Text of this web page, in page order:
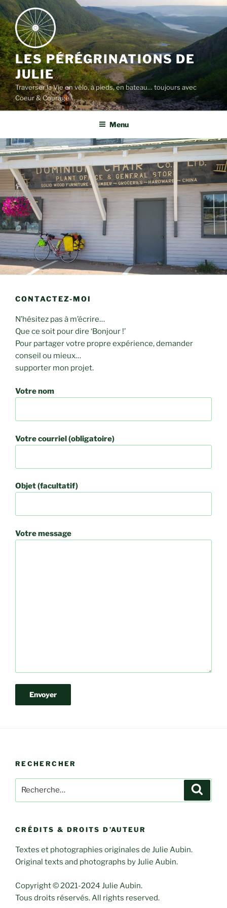
Aller
au
contenu
LES PÉRÉGRINATIONS DE
JULIE
Traverser la Vie en vélo, à pieds, en bateau… toujours avec
Coeur & Courage
Menu
CONTACTEZ-MOI
N’hésitez pas à m’écrire…
Que ce soit pour dire ‘Bonjour !’
Pour partager votre propre expérience, demander
conseil ou mieux…
supporter mon projet.
Votre nom
Votre courriel (obligatoire)
Objet (facultatif)
Votre message
RECHERCHER
CRÉDITS & DROITS D’AUTEUR
Textes et photographies originales de Julie Aubin.
Original texts and photographs by Julie Aubin.
Copyright © 2021-2024 Julie Aubin.
Tous droits réservés. All rights reserved.